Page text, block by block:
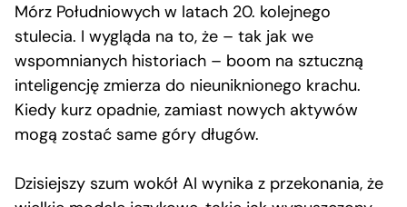
Mórz Południowych w latach 20. kolejnego
stulecia. I wygląda na to, że – tak jak we
wspomnianych historiach – boom na sztuczną
inteligencję zmierza do nieuniknionego krachu.
Kiedy kurz opadnie, zamiast nowych aktywów
mogą zostać same góry długów.
Dzisiejszy szum wokół AI wynika z przekonania, że